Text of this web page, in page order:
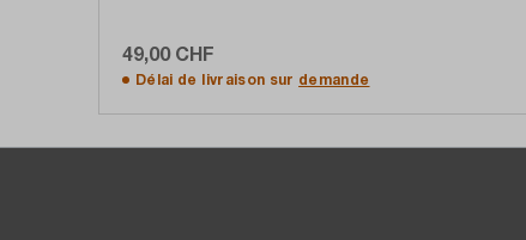
49,00 CHF
Délai de livraison sur demande